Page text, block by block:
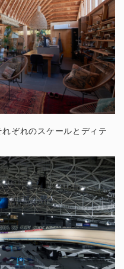
ぞれのスケールとディテ